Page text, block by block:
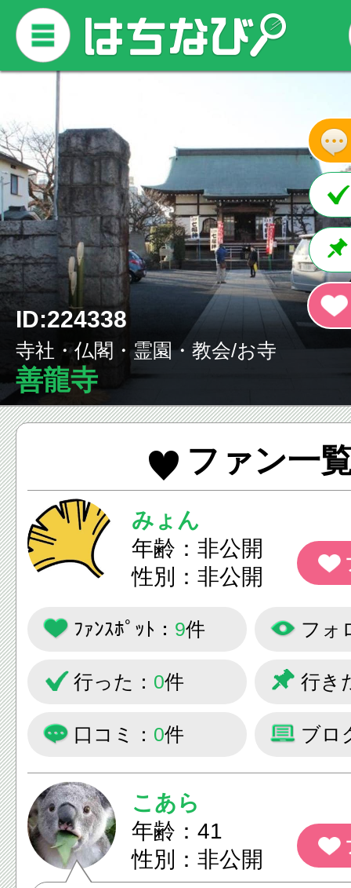
ID:224338
寺社・仏閣・霊園・教会/お寺
善龍寺
ファン一
みょん
年齢：非公開
性別：非公開
ﾌｧﾝｽﾎﾟｯﾄ： 9件 フォ
行った： 0件 行き
口コミ： 0件 ブロ
こあら
年齢：41
性別：非公開